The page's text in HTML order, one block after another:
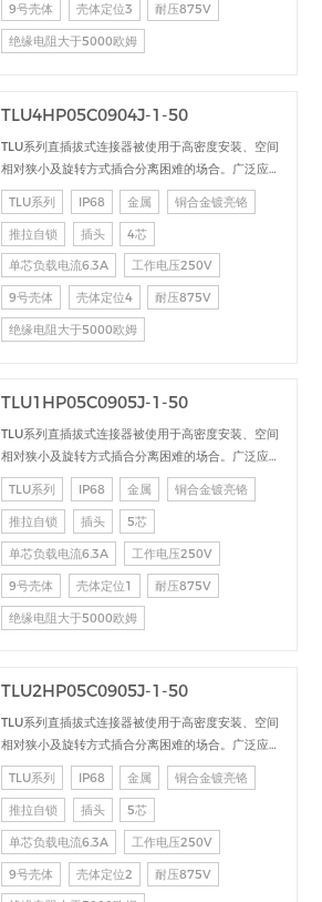
9号壳体 壳体定位3 耐压875V
绝缘电阻大于5000欧姆
TLU4HP05C0904J-1-50
TLU系列直插拔式连接器被使用于高密度安装、空间
相对狭小及旋转方式插合分离困难的场合。广泛应用
于电台设备、加固计算机、医疗设备、测试检测设
备、音频视频设备、数据采集、工业控制等场合的交
直流、高速、射频、光纤等的信号连接传输。
TLU系列 IP68 金属 铜合金镀亮铬
推拉自锁 插头 4芯
单芯负载电流6.3A 工作电压250V
9号壳体 壳体定位4 耐压875V
绝缘电阻大于5000欧姆
TLU1HP05C0905J-1-50
TLU系列直插拔式连接器被使用于高密度安装、空间
相对狭小及旋转方式插合分离困难的场合。广泛应用
于电台设备、加固计算机、医疗设备、测试检测设
备、音频视频设备、数据采集、工业控制等场合的交
直流、高速、射频、光纤等的信号连接传输。
TLU系列 IP68 金属 铜合金镀亮铬
推拉自锁 插头 5芯
单芯负载电流6.3A 工作电压250V
9号壳体 壳体定位1 耐压875V
绝缘电阻大于5000欧姆
TLU2HP05C0905J-1-50
TLU系列直插拔式连接器被使用于高密度安装、空间
相对狭小及旋转方式插合分离困难的场合。广泛应用
于电台设备、加固计算机、医疗设备、测试检测设
备、音频视频设备、数据采集、工业控制等场合的交
直流、高速、射频、光纤等的信号连接传输。
TLU系列 IP68 金属 铜合金镀亮铬
推拉自锁 插头 5芯
单芯负载电流6.3A 工作电压250V
9号壳体 壳体定位2 耐压875V